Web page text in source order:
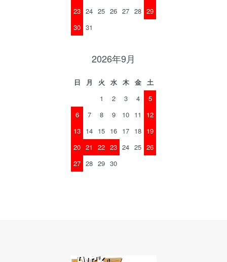
23 24 25 26 27 28 29
30 31
2026年9月
日 月 火 水 木 金
土
1
2 3 4
5
6
7 8 9 10 11
12
13 14 15 16 17 18 19
20 21 22 23 24 25 26
27 28 29 30